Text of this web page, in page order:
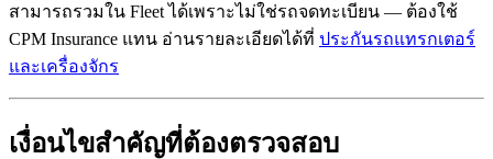
สามารถรวมใน Fleet ได้เพราะไม่ใช่รถจดทะเบียน — ต้องใช้
CPM Insurance แทน อ่านรายละเอียดได้ที่ ประกันรถแทรกเตอร์
และเครื่องจักร
เงื่อนไขสำคัญที่ต้องตรวจสอบ